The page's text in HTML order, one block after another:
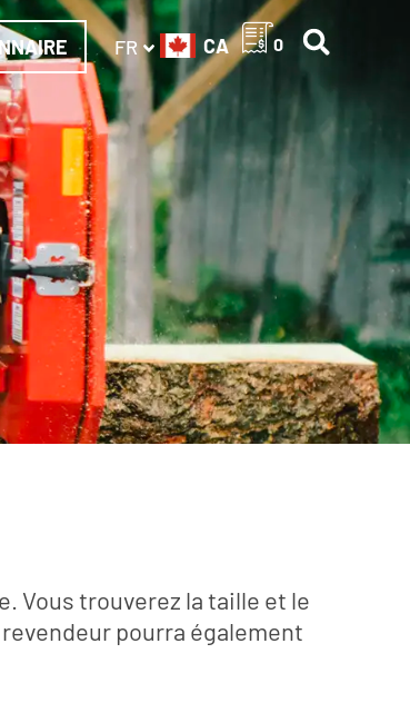
0
CA
FR
Vous trouverez la taille et le
pourra également